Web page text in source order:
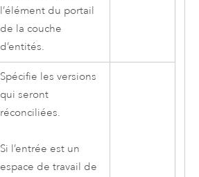
l’élément du portail
de la couche
d’entités.
Spécifie les versions
qui seront
réconciliées.
Si l’entrée est un
espace de travail de